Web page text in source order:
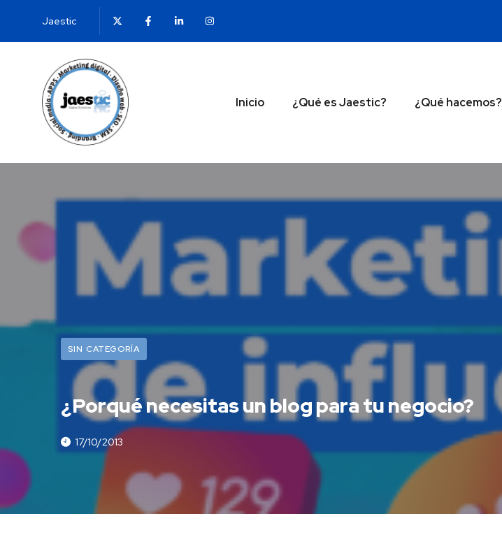
Jaestic
Inicio ¿Qué es Jaestic? ¿Qué hacemos?
SIN CATEGORÍA
¿Porqué necesitas un blog para tu negocio?
17/10/2013